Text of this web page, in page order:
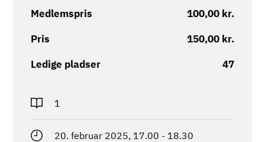
Medlemspris
100,00 kr.
Pris
150,00 kr.
Ledige pladser
47
1
20. februar 2025, 17.00 - 18.30